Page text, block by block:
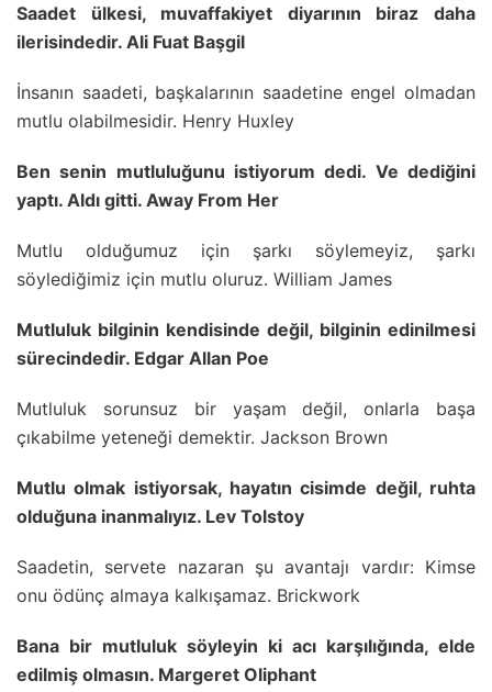
Saadet ülkesi, muvaffakiyet diyarının biraz daha
ilerisindedir. Ali Fuat Başgil
İnsanın saadeti, başkalarının saadetine engel olmadan
mutlu olabilmesidir. Henry Huxley
Ben senin mutluluğunu istiyorum dedi. Ve dediğini
yaptı. Aldı gitti. Away From Her
Mutlu olduğumuz için şarkı söylemeyiz, şarkı
söylediğimiz için mutlu oluruz. William James
Mutluluk bilginin kendisinde değil, bilginin edinilmesi
sürecindedir. Edgar Allan Poe
Mutluluk sorunsuz bir yaşam değil, onlarla başa
çıkabilme yeteneği demektir. Jackson Brown
Mutlu olmak istiyorsak, hayatın cisimde değil, ruhta
olduğuna inanmalıyız. Lev Tolstoy
Saadetin, servete nazaran şu avantajı vardır: Kimse
onu ödünç almaya kalkışamaz. Brickwork
Bana bir mutluluk söyleyin ki acı karşılığında, elde
edilmiş olmasın. Margeret Oliphant